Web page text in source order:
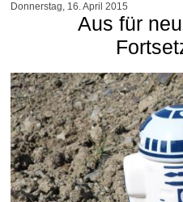
Donnerstag, 16. April 2015
Aus für